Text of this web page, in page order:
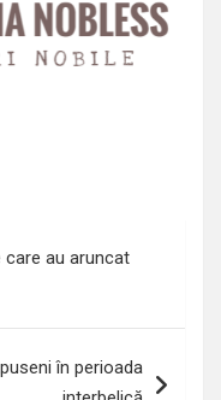
care au aruncat
în perioada